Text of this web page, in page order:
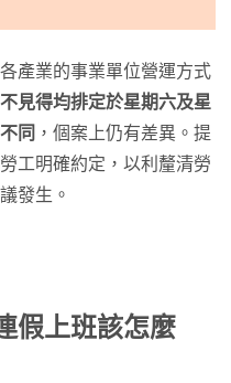
產業的事業單位營運方式
見得均排定於星期六及星
同 ，個案上仍有差異。提
工明確約定，以利釐清勞
發生。
假上班該怎麼